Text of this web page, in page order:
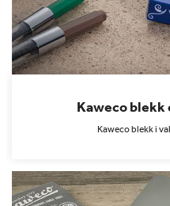
Kaweco
Kaweco blekk i